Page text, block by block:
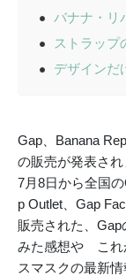
バナナ・リ
ストラップ
デザインだ
Gap、Banana
の販売が発表され
7月8日から全国
p Outlet、Gap
販売された、
みた感想や これ
スマスクの最新情